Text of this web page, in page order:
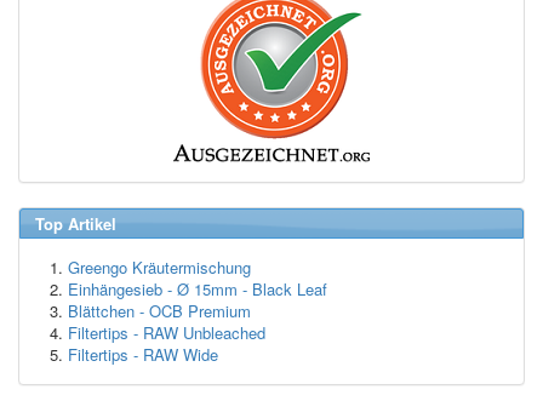
Top Artikel
Greengo Kräutermischung
Einhängesieb - Ø 15mm - Black Leaf
Blättchen - OCB Premium
Filtertips - RAW Unbleached
Filtertips - RAW Wide